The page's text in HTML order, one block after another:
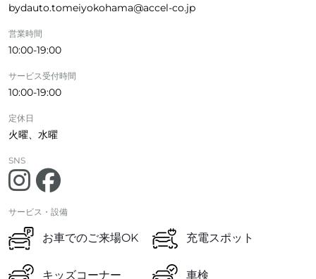
bydauto.tomeiyokohama@accel-co.jp
営業時間
10:00-19:00
サービス受付時間
10:00-19:00
定休日
火曜、水曜
SNS
サービス・設備
お車でのご来場OK 充電スポット
キッズコーナー 車検